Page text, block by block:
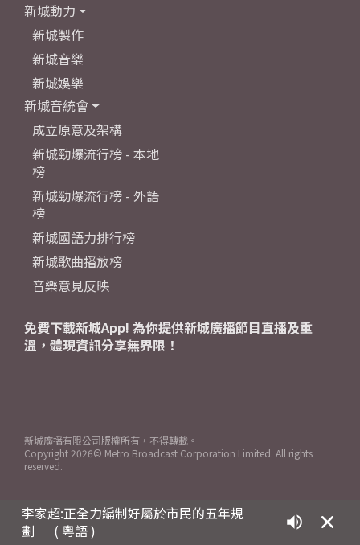
李家超:正全力編制好屬於市民的五年規
劃
( 粵語 )
新城動力
新城製作
新城音樂
新城娛樂
新城音統會
成立原意及架構
新城勁爆流行榜 - 本地
榜
新城勁爆流行榜 - 外語
榜
新城國語力排行榜
新城歌曲播放榜
音樂意見反映
免費下載新城App! 為你提供新城廣播節目直播及重
溫，體現資訊分享無界限！
新城廣播有限公司版權所有，不得轉載。
Copyright 2026© Metro Broadcast Corporation Limited. All rights
reserved.